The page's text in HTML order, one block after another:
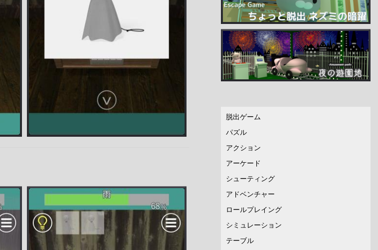
脱出ゲーム
パズル
アクション
アーケード
シューティング
アドベンチャー
ロールプレイング
シミュレーション
テーブル